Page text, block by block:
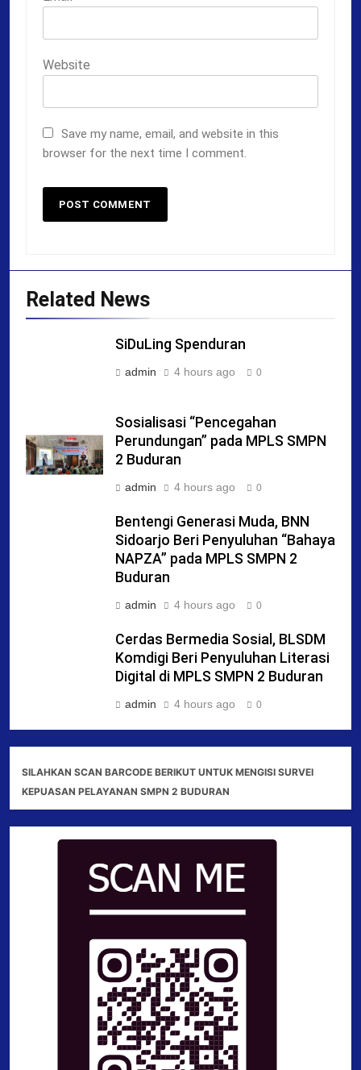
Website
Save my name, email, and website in this
browser for the next time I comment.
Related News
SiDuLing Spenduran
admin 4 hours ago 0
Sosialisasi “Pencegahan
Perundungan” pada MPLS SMPN
2 Buduran
admin 4 hours ago 0
Bentengi Generasi Muda, BNN
Sidoarjo Beri Penyuluhan “Bahaya
NAPZA” pada MPLS SMPN 2
Buduran
admin 4 hours ago 0
Cerdas Bermedia Sosial, BLSDM
Komdigi Beri Penyuluhan Literasi
Digital di MPLS SMPN 2 Buduran
admin 4 hours ago 0
SILAHKAN SCAN BARCODE BERIKUT UNTUK MENGISI SURVEI
KEPUASAN PELAYANAN SMPN 2 BUDURAN